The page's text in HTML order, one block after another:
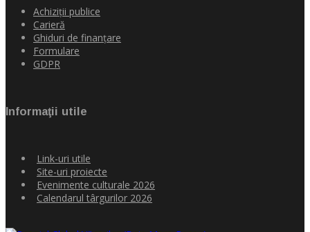
Achiziţii publice
Carieră
Ghiduri de finanţare
Formulare
GDPR
Informaţii utile
Link-uri utile
Site-uri proiecte
Evenimente culturale 2026
Calendarul târgurilor 2026